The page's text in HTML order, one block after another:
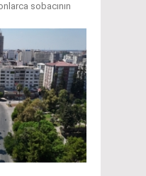
sobacının